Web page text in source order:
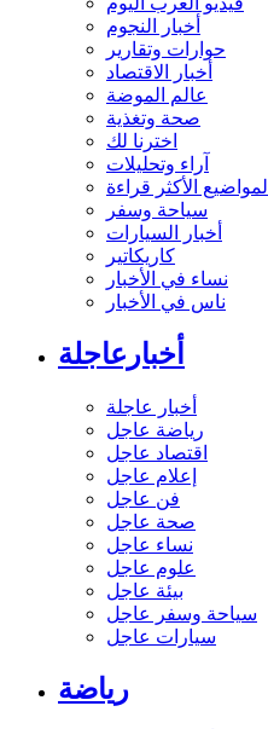
أخبار النجوم
حوارات وتقارير
أخبار الاقتصاد
عالم الموضة
صحة وتغذية
اخترنا لك
آراء وتحليلات
المواضيع الأكثر قراءة
سياحة وسفر
أخبار السيارات
كاريكاتير
نساء في الأخبار
ناس في الأخبار
أخبارعاجلة
أخبار عاجلة
رياضة عاجل
اقتصاد عاجل
إعلام عاجل
فن عاجل
صحة عاجل
نساء عاجل
علوم عاجل
بيئة عاجل
سياحة وسفر عاجل
سيارات عاجل
رياضة